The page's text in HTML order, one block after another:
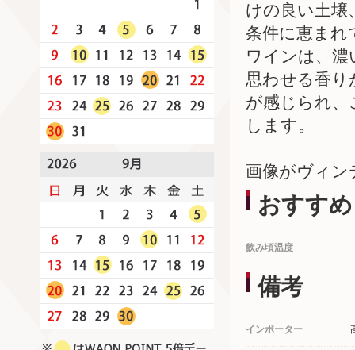
けの良い土壌
条件に恵まれ
ワインは、濃
思わせる香り
が感じられ
します。
画像がヴィン
おすすめ
飲み頃温度
備考
インポーター